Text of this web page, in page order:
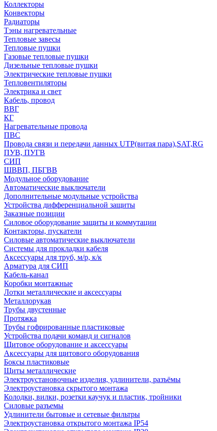
Коллекторы
Конвекторы
Радиаторы
Тэны нагревательные
Тепловые завесы
Тепловые пушки
Газовые тепловые пушки
Дизельные тепловые пушки
Электрические тепловые пушки
Тепловентиляторы
Электрика и свет
Кабель, провод
ВВГ
КГ
Нагревательные провода
ПВС
Провода связи и передачи данных UTP(витая пара),SAT,RG
ПУВ, ПУГВ
СИП
ШВВП, ПБГВВ
Модульное оборудование
Автоматические выключатели
Дополнительные модульные устройства
Устройства дифференциальной защиты
Заказные позиции
Силовое оборудование защиты и коммутации
Контакторы, пускатели
Силовые автоматические выключатели
Системы для прокладки кабеля
Аксессуары для труб, м/р, к/к
Арматура для СИП
Кабель-канал
Коробки монтажные
Лотки металлические и аксессуары
Металлорукав
Трубы двустенные
Протяжка
Трубы гофрированные пластиковые
Устройства подачи команд и сигналов
Щитовое оборудование и аксессуары
Аксессуары для щитового оборудования
Боксы пластиковые
Щиты металлические
Электроустановочные изделия, удлинители, разъёмы
Электроустановка скрытого монтажа
Колодки, вилки, розетки каучук и пластик, тройники
Силовые разъемы
Удлинители бытовые и сетевые фильтры
Электроустановка открытого монтажа IP54